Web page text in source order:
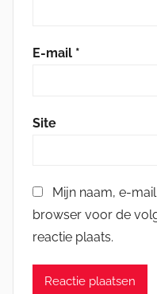
E-mail *
Site
Mijn naam, e-
browser voor de
reactie plaats.